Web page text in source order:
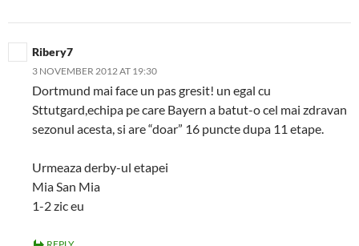
Ribery7
3 NOVEMBER 2012 AT 19:30
Dortmund mai face un pas gresit! un egal cu
Sttutgard,echipa pe care Bayern a batut-o cel mai zdravan
sezonul acesta, si are “doar” 16 puncte dupa 11 etape.
Urmeaza derby-ul etapei
Mia San Mia
1-2 zic eu